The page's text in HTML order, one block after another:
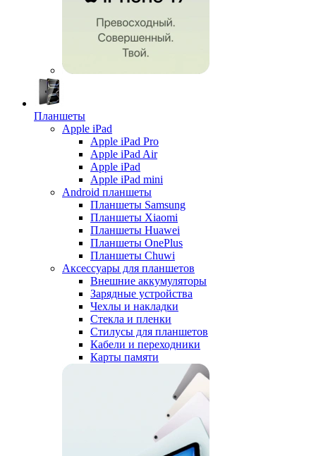
Планшеты
Apple iPad
Apple iPad Pro
Apple iPad Air
Apple iPad
Apple iPad mini
Android планшеты
Планшеты Samsung
Планшеты Xiaomi
Планшеты Huawei
Планшеты OnePlus
Планшеты Chuwi
Аксессуары для планшетов
Внешние аккумуляторы
Зарядные устройства
Чехлы и накладки
Стекла и пленки
Стилусы для планшетов
Кабели и переходники
Карты памяти